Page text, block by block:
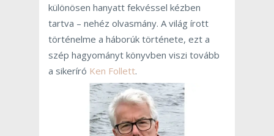
különösen hanyatt fekvéssel kézben
tartva – nehéz olvasmány. A világ írott
történelme a háborúk története, ezt a
szép hagyományt könyvben viszi tovább
a sikeríró Ken Follett.